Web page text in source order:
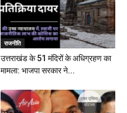
राजनीति
उत्तराखंड के 51 मंदिरों के अधिग्रहण का
मामला: भाजपा सरकार ने...